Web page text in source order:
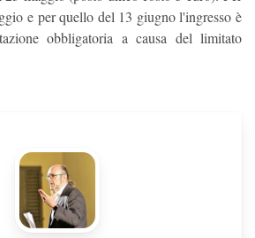
e per quello del 13 giugno l'ingresso è
obbligatoria a causa del limitato